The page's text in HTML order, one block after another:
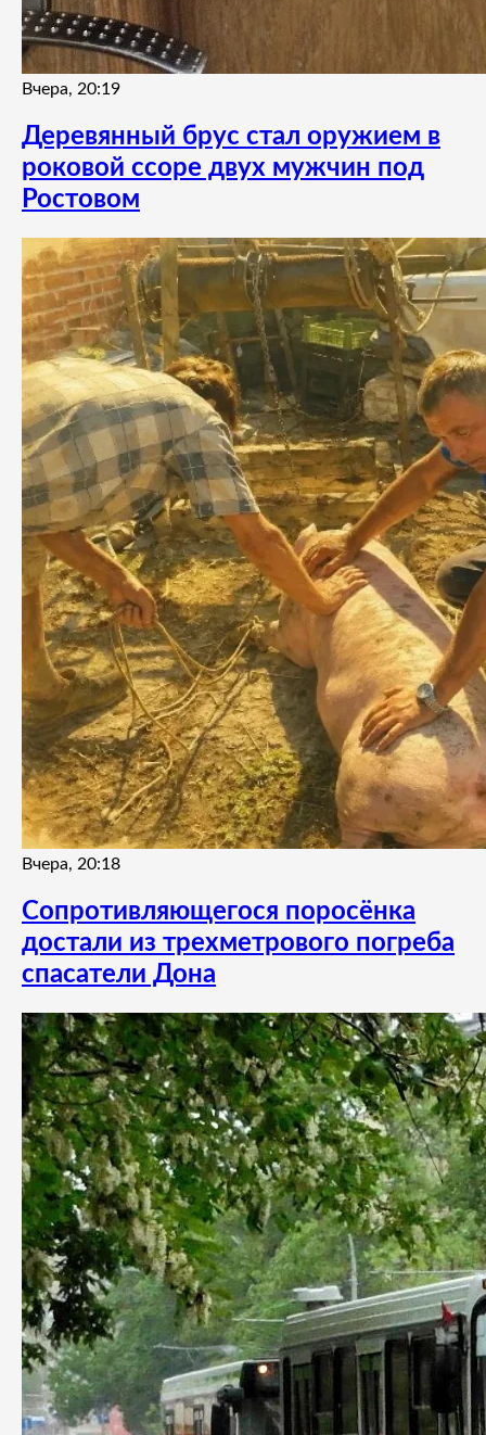
Вчера, 20:19
Деревянный брус стал оружием в
роковой ссоре двух мужчин под
Ростовом
Вчера, 20:18
Сопротивляющегося поросёнка
достали из трехметрового погреба
спасатели Дона